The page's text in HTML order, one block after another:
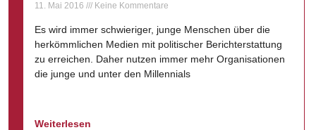
11. Mai 2016 Keine Kommentare
Es wird immer schwieriger, junge Menschen über die
herkömmlichen Medien mit politischer Berichterstattung
zu erreichen. Daher nutzen immer mehr Organisationen
die junge und unter den Millennials
Weiterlesen